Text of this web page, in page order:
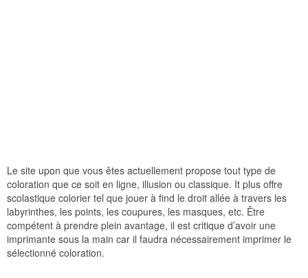
Le site upon que vous êtes actuellement propose tout type de
coloration que ce soit en ligne, illusion ou classique. It plus offre
scolastique colorier tel que jouer à find le droit allée à travers les
labyrinthes, les points, les coupures, les masques, etc. Être
compétent à prendre plein avantage, il est critique d’avoir une
imprimante sous la main car il faudra nécessairement imprimer le
sélectionné coloration.